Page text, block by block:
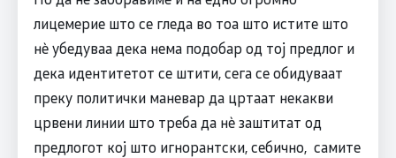
лицемерие што се гледа во тоа што истите што
нè убедуваа дека нема подобар од тој предлог и
дека идентитетот се штити, сега се обидуваат
преку политички маневар да цртаат некакви
црвени линии што треба да нè заштитат од
предлогот кој што игнорантски, себично, самите